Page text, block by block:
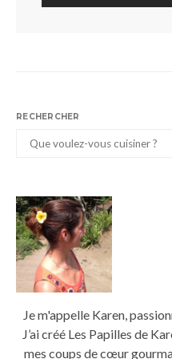
RECHERCHER
Je m'appelle Karen,
J’ai créé Les Papilles de
mes coups de cœur